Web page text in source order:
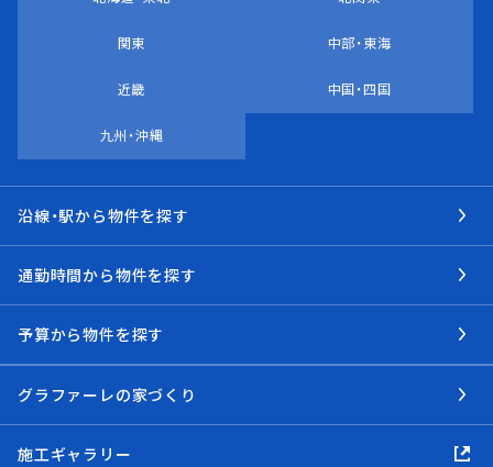
関東 中部・東海
近畿 中国・四国
九州・沖縄
沿線・駅から物件を探す
通勤時間から物件を探す
予算から物件を探す
グラファーレの家づくり
施工ギャラリー